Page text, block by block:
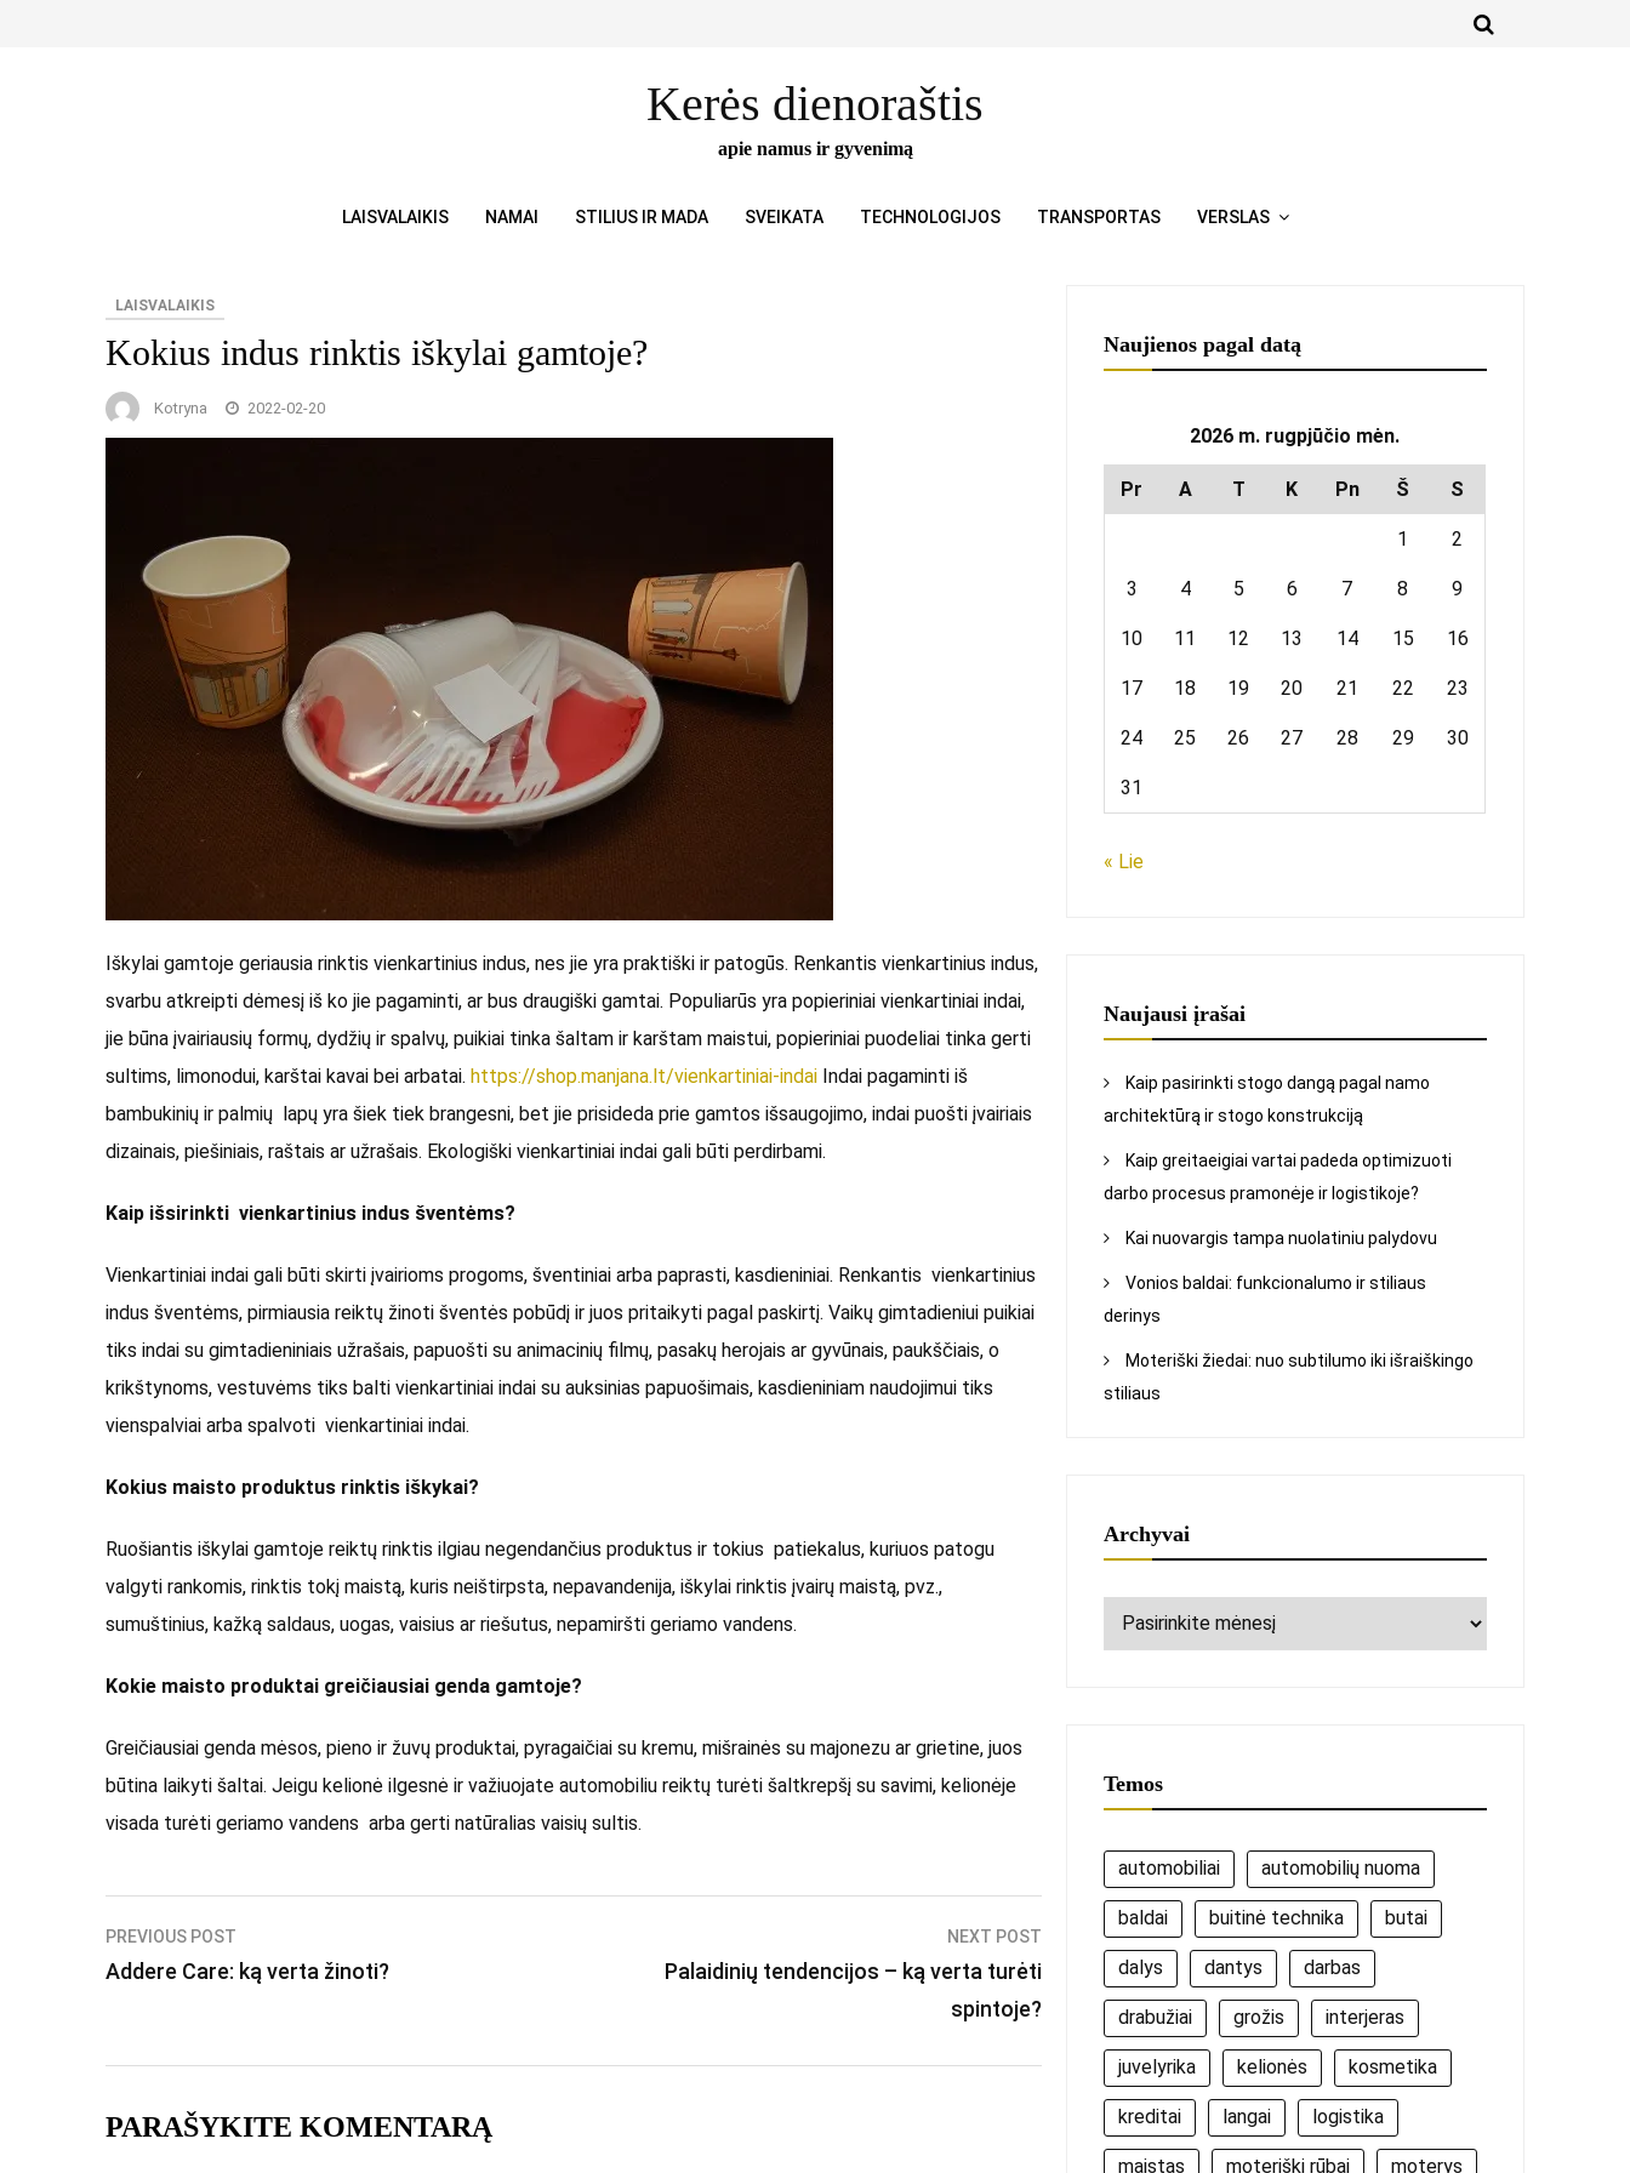
Kerės dienoraštis
apie namus ir gyvenimą
LAISVALAIKIS NAMAI STILIUS IR MADA SVEIKATA TECHNOLOGIJOS TRANSPORTAS VERSLAS
LAISVALAIKIS
Kokius indus rinktis iškylai gamtoje?
Kotryna 2022-02-20
Iškylai gamtoje geriausia rinktis vienkartinius indus, nes jie yra praktiški ir patogūs. Renkantis vienkartinius indus,
svarbu atkreipti dėmesį iš ko jie pagaminti, ar bus draugiški gamtai. Populiarūs yra popieriniai vienkartiniai indai,
jie būna įvairiausių formų, dydžių ir spalvų, puikiai tinka šaltam ir karštam maistui, popieriniai puodeliai tinka gerti
sultims, limonodui, karštai kavai bei arbatai. https://shop.manjana.lt/vienkartiniai-indai Indai pagaminti iš
bambukinių ir palmių lapų yra šiek tiek brangesni, bet jie prisideda prie gamtos išsaugojimo, indai puošti įvairiais
dizainais, piešiniais, raštais ar užrašais. Ekologiški vienkartiniai indai gali būti perdirbami.
Kaip išsirinkti vienkartinius indus šventėms?
Vienkartiniai indai gali būti skirti įvairioms progoms, šventiniai arba paprasti, kasdieniniai. Renkantis vienkartinius
indus šventėms, pirmiausia reiktų žinoti šventės pobūdį ir juos pritaikyti pagal paskirtį. Vaikų gimtadieniui puikiai
tiks indai su gimtadieniniais užrašais, papuošti su animacinių filmų, pasakų herojais ar gyvūnais, paukščiais, o
krikštynoms, vestuvėms tiks balti vienkartiniai indai su auksinias papuošimais, kasdieniniam naudojimui tiks
vienspalviai arba spalvoti vienkartiniai indai.
Kokius maisto produktus rinktis iškykai?
Ruošiantis iškylai gamtoje reiktų rinktis ilgiau negendančius produktus ir tokius patiekalus, kuriuos patogu
valgyti rankomis, rinktis tokį maistą, kuris neištirpsta, nepavandenija, iškylai rinktis įvairų maistą, pvz.,
sumuštinius, kažką saldaus, uogas, vaisius ar riešutus, nepamiršti geriamo vandens.
Kokie maisto produktai greičiausiai genda gamtoje?
Greičiausiai genda mėsos, pieno ir žuvų produktai, pyragaičiai su kremu, mišrainės su majonezu ar grietine, juos
būtina laikyti šaltai. Jeigu kelionė ilgesnė ir važiuojate automobiliu reiktų turėti šaltkrepšį su savimi, kelionėje
visada turėti geriamo vandens arba gerti natūralias vaisių sultis.
Navigacija
tarp
PREVIOUS POST
Addere Care: ką verta žinoti?
NEXT POST
Palaidinių tendencijos – ką verta turėti
spintoje?
PARAŠYKITE KOMENTARĄ
Naujienos pagal datą
2026 m. rugpjūčio mėn.
Pr A T K Pn Š S
1 2
3 4 5 6 7 8 9
10 11 12 13 14 15 16
17 18 19 20 21 22 23
24 25 26 27 28 29 30
31
« Lie
Naujausi įrašai
Kaip pasirinkti stogo dangą pagal namo
architektūrą ir stogo konstrukciją
Kaip greitaeigiai vartai padeda optimizuoti
darbo procesus pramonėje ir logistikoje?
Kai nuovargis tampa nuolatiniu palydovu
Vonios baldai: funkcionalumo ir stiliaus
derinys
Moteriški žiedai: nuo subtilumo iki išraiškingo
stiliaus
Archyvai
Archyvai
Temos
automobiliai automobilių nuoma
baldai buitinė technika butai
dalys dantys darbas
drabužiai grožis interjeras
juvelyrika kelionės kosmetika
kreditai langai logistika
maistas moteriški rūbai moterys